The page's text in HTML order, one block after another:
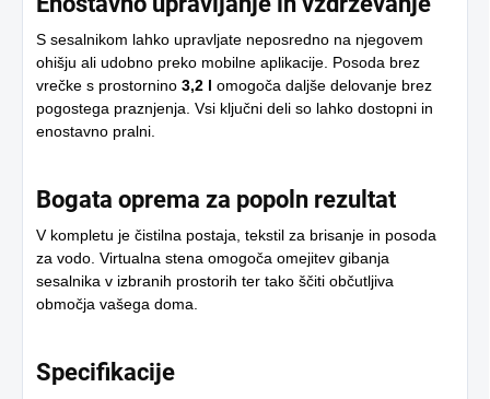
S sesalnikom lahko upravljate neposredno na njegovem
ohišju ali udobno preko mobilne aplikacije. Posoda brez
vrečke s prostornino 3,2 l omogoča daljše delovanje brez
pogostega praznjenja. Vsi ključni deli so lahko dostopni in
enostavno pralni.
Bogata oprema za popoln rezultat
V kompletu je čistilna postaja, tekstil za brisanje in posoda
za vodo. Virtualna stena omogoča omejitev gibanja
sesalnika v izbranih prostorih ter tako ščiti občutljiva
območja vašega doma.
Specifikacije